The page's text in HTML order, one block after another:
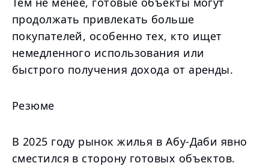
продолжать привлекать больше
покупателей, особенно тех, кто ищет
немедленного использования или
быстрого получения дохода от аренды.
Резюме
В 2025 году рынок жилья в Абу-Даби явно
сместился в сторону готовых объектов.